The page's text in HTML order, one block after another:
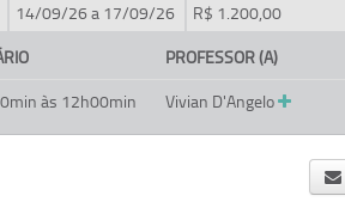
14/09/26 a 17/09/26 R$ 1.200,00
PROFESSOR (A)
às 12h00min Vivian D'Angelo